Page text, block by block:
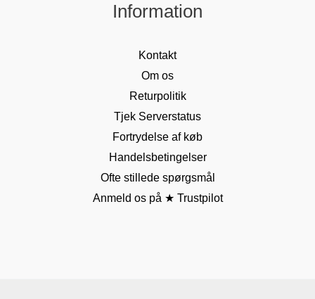
Information
Kontakt
Om os
Returpolitik
Tjek Serverstatus
Fortrydelse af køb
Handelsbetingelser
Ofte stillede spørgsmål
Anmeld os på ★ Trustpilot